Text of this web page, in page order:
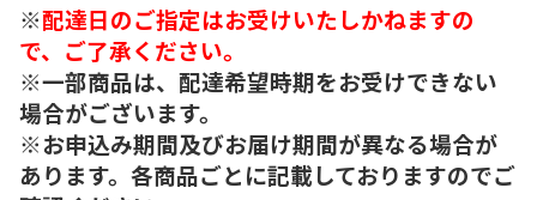
※配達日のご指定はお受けいたしかねますの
で、ご了承ください。
※一部商品は、配達希望時期をお受けできない
場合がございます。
※お申込み期間及びお届け期間が異なる場合が
あります。各商品ごとに記載しておりますのでご